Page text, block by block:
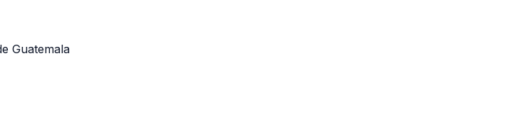
Guatemala